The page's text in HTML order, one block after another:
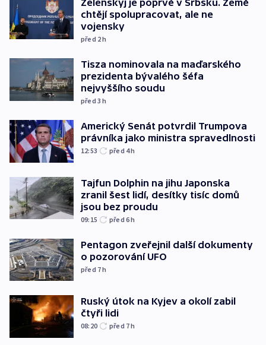
Zelenskyj je poprvé v Srbsku. Země
chtějí spolupracovat, ale ne
vojensky
před 2h
Tisza nominovala na maďarského
prezidenta bývalého šéfa
nejvyššího soudu
před 3h
Americký Senát potvrdil Trumpova
právníka jako ministra spravedlnosti
12:53 před 4h
Tajfun Dolphin na jihu Japonska
zranil šest lidí, desítky tisíc domů
jsou bez proudu
09:15 před 6h
Pentagon zveřejnil další dokumenty
o pozorování UFO
před 7h
Ruský útok na Kyjev a okolí zabil
čtyři lidi
08:20 před 7h